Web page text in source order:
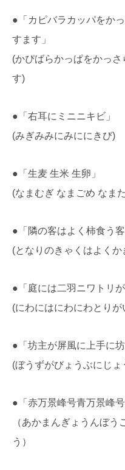
●「カピバラカッパをか
すます」
(かぴばらかっぱをかっ
す)
●「右耳にミニニキビ」
(みぎみみにみににきび)
●「生麦 生米 生卵」
(なまむぎ なまごめ なま
●「隣の客はよく柿食う客
(となりのきゃくはよく
●「庭には二羽ニワトリが
(にわにはにわにわとりが
●「坊主が屏風に上手に
(ぼうずがびょうぶにじ
●「赤万景峰号青万景峰号
（あかまんぎょうんぼ
う）